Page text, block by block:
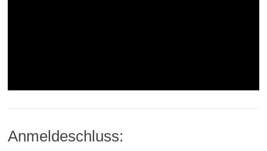
Anmeldeschluss: